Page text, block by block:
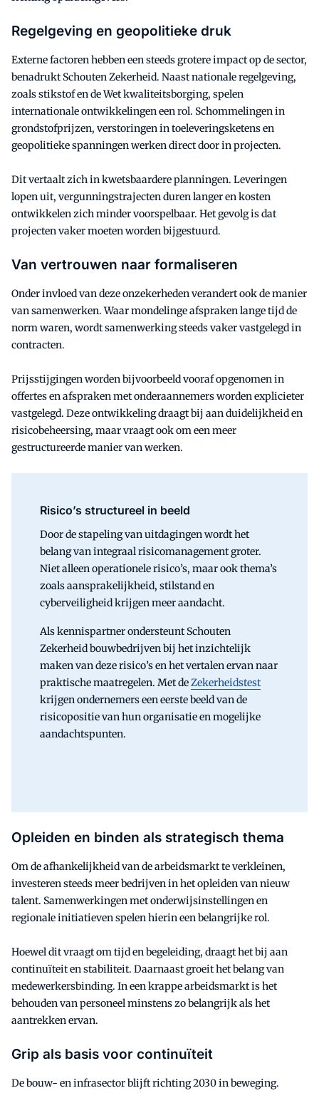
Regelgeving en geopolitieke druk
Externe factoren hebben een steeds grotere impact op de sector,
benadrukt Schouten Zekerheid. Naast nationale regelgeving,
zoals stikstof en de Wet kwaliteitsborging, spelen
internationale ontwikkelingen een rol. Schommelingen in
grondstofprijzen, verstoringen in toeleveringsketens en
geopolitieke spanningen werken direct door in projecten.
Dit vertaalt zich in kwetsbaardere planningen. Leveringen
lopen uit, vergunningstrajecten duren langer en kosten
ontwikkelen zich minder voorspelbaar. Het gevolg is dat
projecten vaker moeten worden bijgestuurd.
Van vertrouwen naar formaliseren
Onder invloed van deze onzekerheden verandert ook de manier
van samenwerken. Waar mondelinge afspraken lange tijd de
norm waren, wordt samenwerking steeds vaker vastgelegd in
contracten.
Prijsstijgingen worden bijvoorbeeld vooraf opgenomen in
offertes en afspraken met onderaannemers worden explicieter
vastgelegd. Deze ontwikkeling draagt bij aan duidelijkheid en
risicobeheersing, maar vraagt ook om een meer
gestructureerde manier van werken.
Risico’s structureel in beeld
Door de stapeling van uitdagingen wordt het
belang van integraal risicomanagement groter.
Niet alleen operationele risico’s, maar ook thema’s
zoals aansprakelijkheid, stilstand en
cyberveiligheid krijgen meer aandacht.
Als kennispartner ondersteunt Schouten
Zekerheid bouwbedrijven bij het inzichtelijk
maken van deze risico’s en het vertalen ervan naar
praktische maatregelen. Met deZekerheidstest
krijgen ondernemers een eerste beeld van de
risicopositie van hun organisatie en mogelijke
aandachtspunten.
Opleiden en binden als strategisch thema
Om de afhankelijkheid van de arbeidsmarkt te verkleinen,
investeren steeds meer bedrijven in het opleiden van nieuw
talent. Samenwerkingen met onderwijsinstellingen en
regionale initiatieven spelen hierin een belangrijke rol.
Hoewel dit vraagt om tijd en begeleiding, draagt het bij aan
continuïteit en stabiliteit. Daarnaast groeit het belang van
medewerkersbinding. In een krappe arbeidsmarkt is het
behouden van personeel minstens zo belangrijk als het
aantrekken ervan.
Grip als basis voor continuïteit
De bouw- en infrasector blijft richting 2030 in beweging.